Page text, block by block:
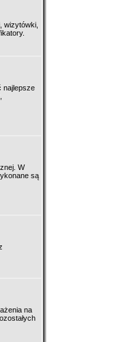
wizytówki,
najlepsze
W
są
na